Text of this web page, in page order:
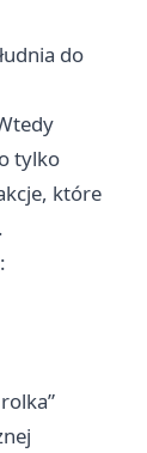
do
tylko
które